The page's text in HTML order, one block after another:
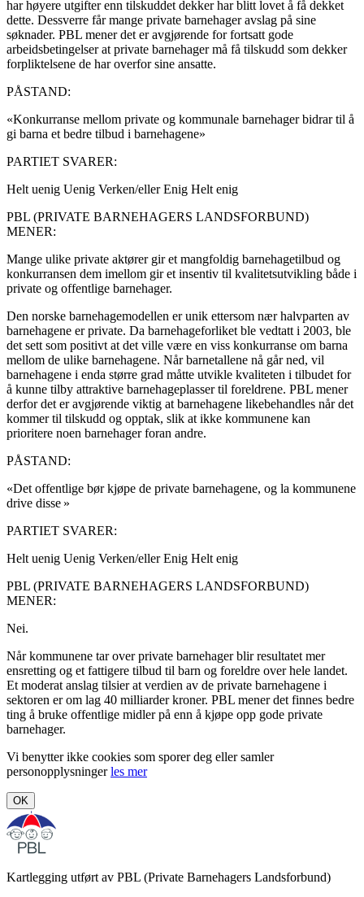
har høyere utgifter enn tilskuddet dekker har blitt lovet å få dekket
dette. Dessverre får mange private barnehager avslag på sine
søknader. PBL mener det er avgjørende for fortsatt gode
arbeidsbetingelser at private barnehager må få tilskudd som dekker
forpliktelsene de har overfor sine ansatte.
PÅSTAND:
«Konkurranse mellom private og kommunale barnehager bidrar til å
gi barna et bedre tilbud i barnehagene»
PARTIET SVARER:
Helt uenig Uenig Verken/ellerEnig Helt enig
PBL (PRIVATE BARNEHAGERS LANDSFORBUND)
MENER:
Mange ulike private aktører gir et mangfoldig barnehagetilbud og
konkurransen dem imellom gir et insentiv til kvalitetsutvikling både i
private og offentlige barnehager.
Den norske barnehagemodellen er unik ettersom nær halvparten av
barnehagene er private. Da barnehageforliket ble vedtatt i 2003, ble
det sett som positivt at det ville være en viss konkurranse om barna
mellom de ulike barnehagene. Når barnetallene nå går ned, vil
barnehagene i enda større grad måtte utvikle kvaliteten i tilbudet for
å kunne tilby attraktive barnehageplasser til foreldrene. PBL mener
derfor det er avgjørende viktig at barnehagene likebehandles når det
kommer til tilskudd og opptak, slik at ikke kommunene kan
prioritere noen barnehager foran andre.
PÅSTAND:
«Det offentlige bør kjøpe de private barnehagene, og la kommunene
drive disse »
PARTIET SVARER:
Helt uenig Uenig Verken/ellerEnig Helt enig
PBL (PRIVATE BARNEHAGERS LANDSFORBUND)
MENER:
Nei.
Når kommunene tar over private barnehager blir resultatet mer
ensretting og et fattigere tilbud til barn og foreldre over hele landet.
Et moderat anslag tilsier at verdien av de private barnehagene i
sektoren er om lag 40 milliarder kroner. PBL mener det finnes bedre
ting å bruke offentlige midler på enn å kjøpe opp gode private
barnehager.
Vi benytter ikke cookies som sporer deg eller samler
personopplysningerles mer
OK
Kartlegging utført av PBL (Private Barnehagers Landsforbund)